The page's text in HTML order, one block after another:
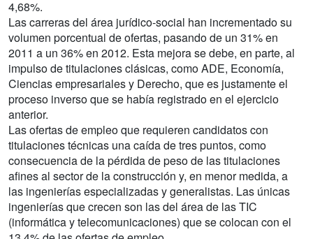
4,68%.
Las carreras del área jurídico-social han incrementado su
volumen porcentual de ofertas, pasando de un 31% en
2011 a un 36% en 2012. Esta mejora se debe, en parte, al
impulso de titulaciones clásicas, como ADE, Economía,
Ciencias empresariales y Derecho, que es justamente el
proceso inverso que se había registrado en el ejercicio
anterior.
Las ofertas de empleo que requieren candidatos con
titulaciones técnicas una caída de tres puntos, como
consecuencia de la pérdida de peso de las titulaciones
afines al sector de la construcción y, en menor medida, a
las ingenierías especializadas y generalistas. Las únicas
ingenierías que crecen son las del área de las TIC
(informática y telecomunicaciones) que se colocan con el